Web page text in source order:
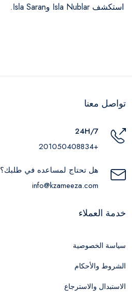
استكشف Isla Nublar وIsla Saran.
تواصل معنا
24H/7
+201050408834
هل تحتاج لمساعده في طلبك؟
info@kzameeza.com
خدمة العملاء
سياسة الخصوصية
الشروط والأحكام
الاستبدال والاسترجاع